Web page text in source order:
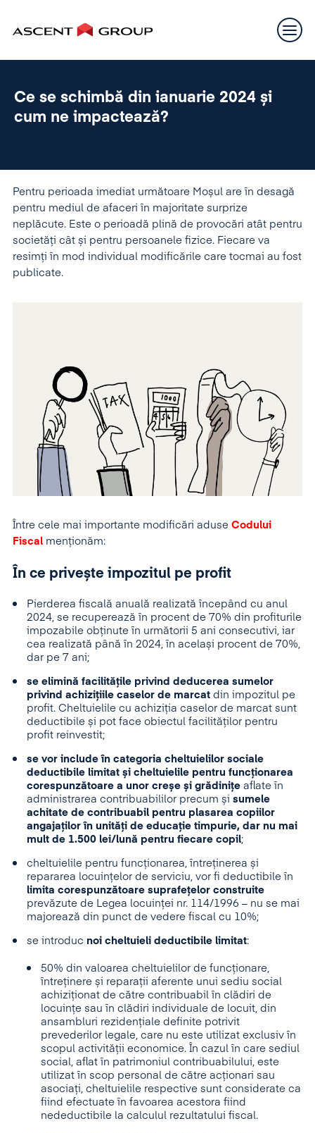
Ce se schimbă din ianuarie 2024 și
cum ne impactează?
Pentru perioada imediat următoare Moșul are în desagă
pentru mediul de afaceri în majoritate surprize
neplăcute. Este o perioadă plină de provocări atât pentru
societăți cât și pentru persoanele fizice. Fiecare va
resimți în mod individual modificările care tocmai au fost
publicate.
Între cele mai importante modificări aduse Codului
Fiscal menționăm:
În ce privește impozitul pe profit
Pierderea fiscală anuală realizată începând cu anul
2024, se recuperează în procent de 70% din profiturile
impozabile obținute în următorii 5 ani consecutivi, iar
cea realizată până în 2024, în același procent de 70%,
dar pe 7 ani;
se elimină facilitățile privind deducerea sumelor
privind achizițiile caselor de marcat din impozitul pe
profit. Cheltuielile cu achiziția caselor de marcat sunt
deductibile și pot face obiectul facilităților pentru
profit reinvestit;
se vor include în categoria cheltuielilor sociale
deductibile limitat și cheltuielile pentru funcționarea
corespunzătoare a unor creșe și grădinițe aflate în
administrarea contribuabililor precum și sumele
achitate de contribuabil pentru plasarea copiilor
angajaților în unități de educație timpurie, dar nu mai
mult de 1.500 lei/lună pentru fiecare copil;
cheltuielile pentru funcționarea, întreținerea și
repararea locuințelor de serviciu, vor fi deductibile în
limita corespunzătoare suprafețelor construite
prevăzute de Legea locuinței nr. 114/1996 – nu se mai
majorează din punct de vedere fiscal cu 10%;
se introduc noi cheltuieli deductibile limitat:
50% din valoarea cheltuielilor de funcționare,
întreținere și reparații aferente unui sediu social
achiziționat de către contribuabil în clădiri de
locuințe sau în clădiri individuale de locuit, din
ansambluri rezidențiale definite potrivit
prevederilor legale, care nu este utilizat exclusiv în
scopul activității economice. În cazul în care sediul
social, aflat în patrimoniul contribuabilului, este
utilizat în scop personal de către acționari sau
asociați, cheltuielile respective sunt considerate ca
fiind efectuate în favoarea acestora fiind
nedeductibile la calculul rezultatului fiscal.